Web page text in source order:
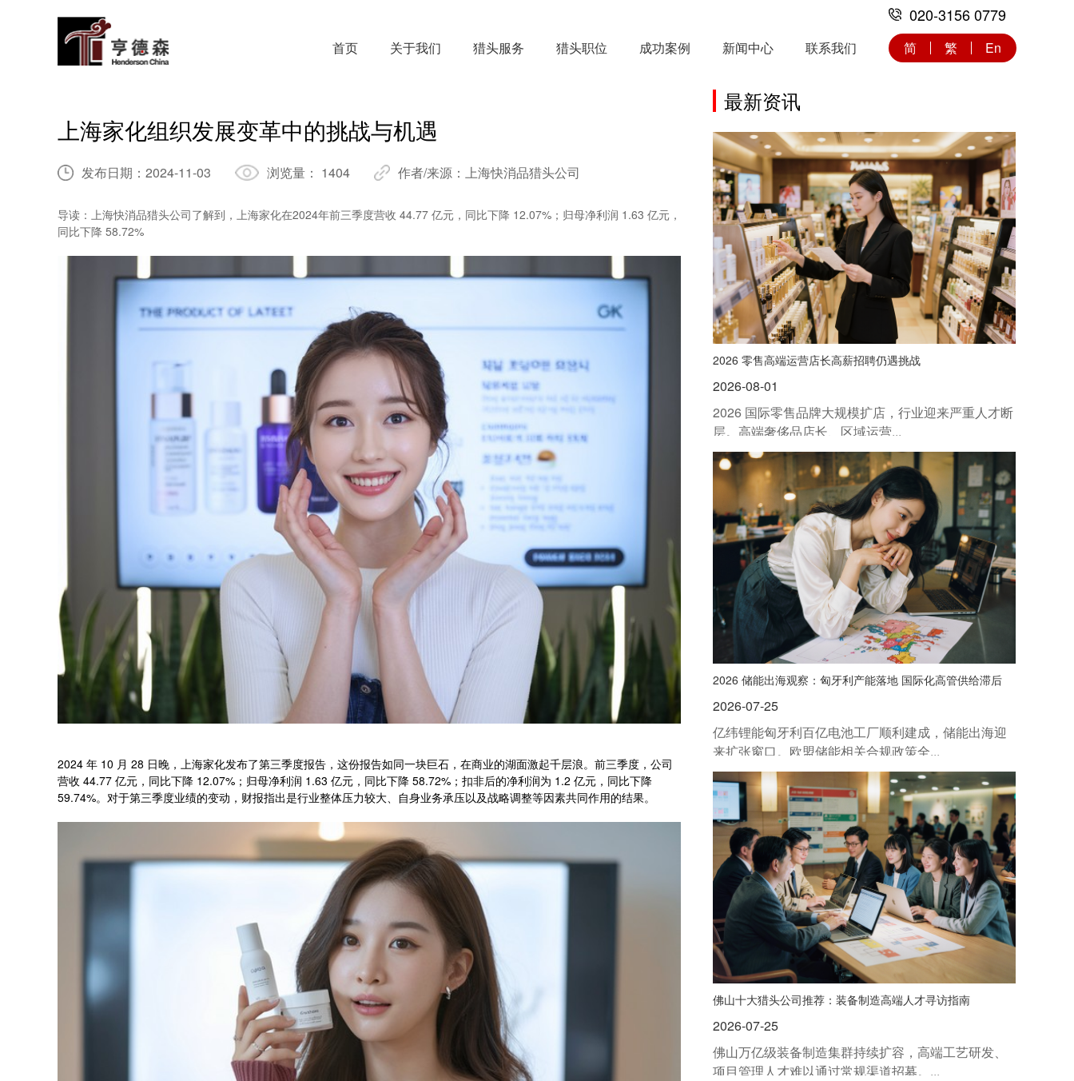
020-3156 0779
首页 关于我们 猎头服务 猎头职位 成功案例 新闻中心 联系我们 简 繁 En
上海家化组织发展变革中的挑战与机遇
发布日期： 2024-11-03 浏览量： 1404 作者/来源： 上海快消品猎头公司
导读：上海快消品猎头公司了解到，上海家化在2024年前三季度营收 44.77 亿元，同比下降 12.07%；归母净利润 1.63 亿元，
同比下降 58.72%
2024 年 10 月 28 日晚，上海家化发布了第三季度报告，这份报告如同一块巨石，在商业的湖面激起千层浪。前三季度，公司
营收 44.77 亿元，同比下降 12.07%；归母净利润 1.63 亿元，同比下降 58.72%；扣非后的净利润为 1.2 亿元，同比下降
59.74%。对于第三季度业绩的变动，财报指出是行业整体压力较大、自身业务承压以及战略调整等因素共同作用的结果。
最新资讯
2026 零售高端运营店长高薪招聘仍遇挑战
2026-08-01
2026 国际零售品牌大规模扩店，行业迎来严重人才断
层。高端奢侈品店长、区域运营...
2026 储能出海观察：匈牙利产能落地 国际化高管供给滞后
2026-07-25
亿纬锂能匈牙利百亿电池工厂顺利建成，储能出海迎
来扩张窗口。欧盟储能相关合规政策全...
佛山十大猎头公司推荐：装备制造高端人才寻访指南
2026-07-25
佛山万亿级装备制造集群持续扩容，高端工艺研发、
项目管理人才难以通过常规渠道招募。...